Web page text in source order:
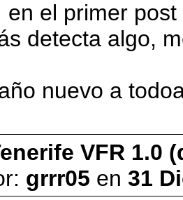
en el primer
detecta algo,
año nuevo a
VFR 1.0
grrr05 en 31